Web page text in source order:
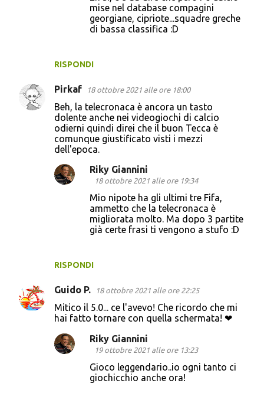
RISPONDI
mise nel database compagini
georgiane, cipriote...squadre greche
di bassa classifica :D
Pirkaf 18 ottobre 2021 alle ore 18:00
Beh, la telecronaca è ancora un tasto
dolente anche nei videogiochi di calcio
odierni quindi direi che il buon Tecca è
comunque giustificato visti i mezzi
dell'epoca.
RISPONDI
Riky Giannini
18 ottobre 2021 alle ore 19:34
Mio nipote ha gli ultimi tre Fifa,
ammetto che la telecronaca è
migliorata molto. Ma dopo 3 partite
già certe frasi ti vengono a stufo :D
Guido P. 18 ottobre 2021 alle ore 22:25
Mitico il 5.0... ce l'avevo! Che ricordo che mi
hai fatto tornare con quella schermata! ❤
Riky Giannini
19 ottobre 2021 alle ore 13:23
Gioco leggendario..io ogni tanto ci
giochicchio anche ora!